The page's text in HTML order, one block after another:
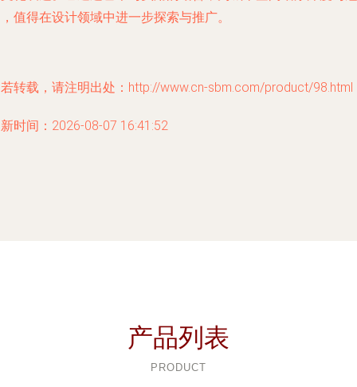
值得在设计领域中进一步探索与推广。
转载，请注明出处：http://www.cn-sbm.com/product/98.html
时间：2026-08-07 16:41:52
产品列表
PRODUCT